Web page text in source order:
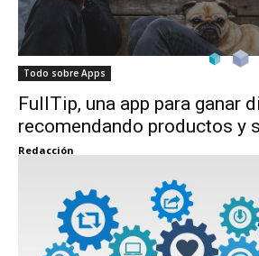
Todo sobre Apps
FullTip, una app para ganar
recomendando productos y
Redacción